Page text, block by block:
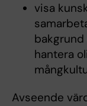
visa
hantera
Avseende